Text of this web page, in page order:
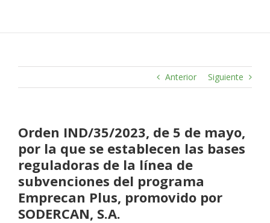
Anterior Siguiente
Orden IND/35/2023, de 5 de mayo,
por la que se establecen las bases
reguladoras de la línea de
subvenciones del programa
Emprecan Plus, promovido por
SODERCAN, S.A.